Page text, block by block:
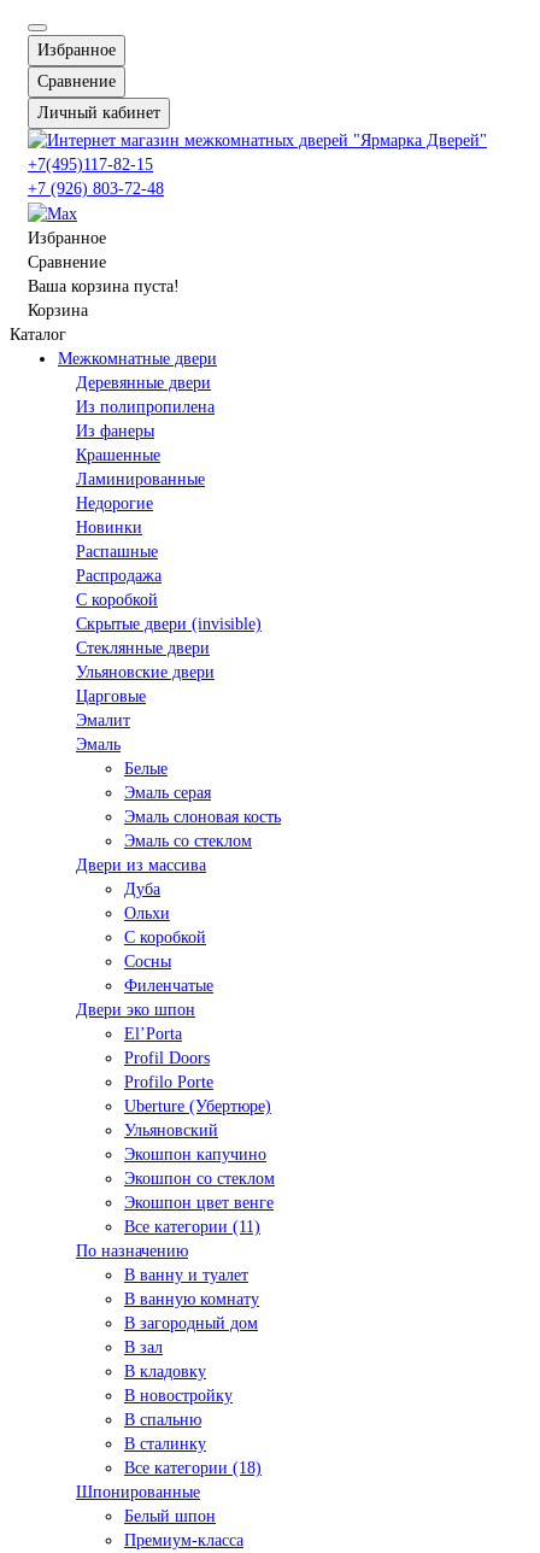
Избранное
Сравнение
Личный кабинет
+7(495)117-82-15
+7 (926) 803-72-48
Избранное
Сравнение
Ваша корзина пуста!
Корзина
Каталог
Межкомнатные двери
Деревянные двери
Из полипропилена
Из фанеры
Крашенные
Ламинированные
Недорогие
Новинки
Распашные
Распродажа
С коробкой
Скрытые двери (invisible)
Стеклянные двери
Ульяновские двери
Царговые
Эмалит
Эмаль
Белые
Эмаль серая
Эмаль слоновая кость
Эмаль со стеклом
Двери из массива
Дуба
Ольхи
С коробкой
Сосны
Филенчатые
Двери эко шпон
El’Porta
Profil Doors
Profilo Porte
Uberture (Убертюре)
Ульяновский
Экошпон капучино
Экошпон со стеклом
Экошпон цвет венге
Все категории (11)
По назначению
В ванну и туалет
В ванную комнату
В загородный дом
В зал
В кладовку
В новостройку
В спальню
В сталинку
Все категории (18)
Шпонированные
Белый шпон
Премиум-класса